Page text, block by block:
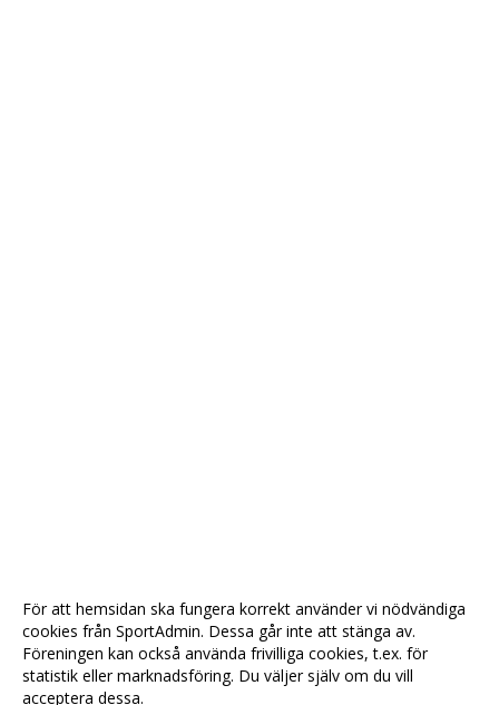
För att hemsidan ska fungera korrekt använder vi nödvändiga
cookies från SportAdmin. Dessa går inte att stänga av.
Föreningen kan också använda frivilliga cookies, t.ex. för
statistik eller marknadsföring. Du väljer själv om du vill
acceptera dessa.